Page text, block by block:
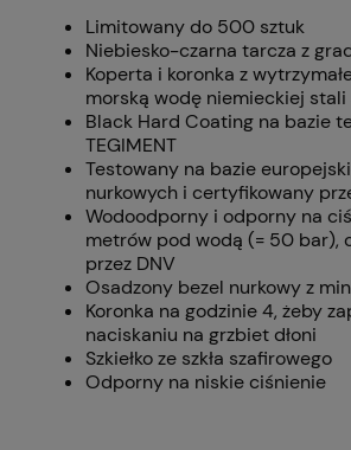
Limitowany do 500 sztuk
Niebiesko-czarna tarcza z
Koperta i koronka z
morską wodę niemieckiej
Black Hard Coating na bazie
TEGIMENT
Testowany na bazie
nurkowych i certyfikowany
Wodoodporny i odporny na
metrów pod wodą (= 50 bar),
przez DNV
Osadzony bezel nurkowy z
Koronka na godzinie 4, żeby
naciskaniu na grzbiet dłoni
Szkiełko ze szkła szafirowego
Odporny na niskie ciśnienie